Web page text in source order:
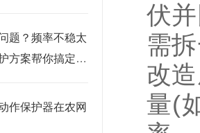
题？频率不稳太
方案帮你搞定发
作保护器在农网
伏
需
改
量(